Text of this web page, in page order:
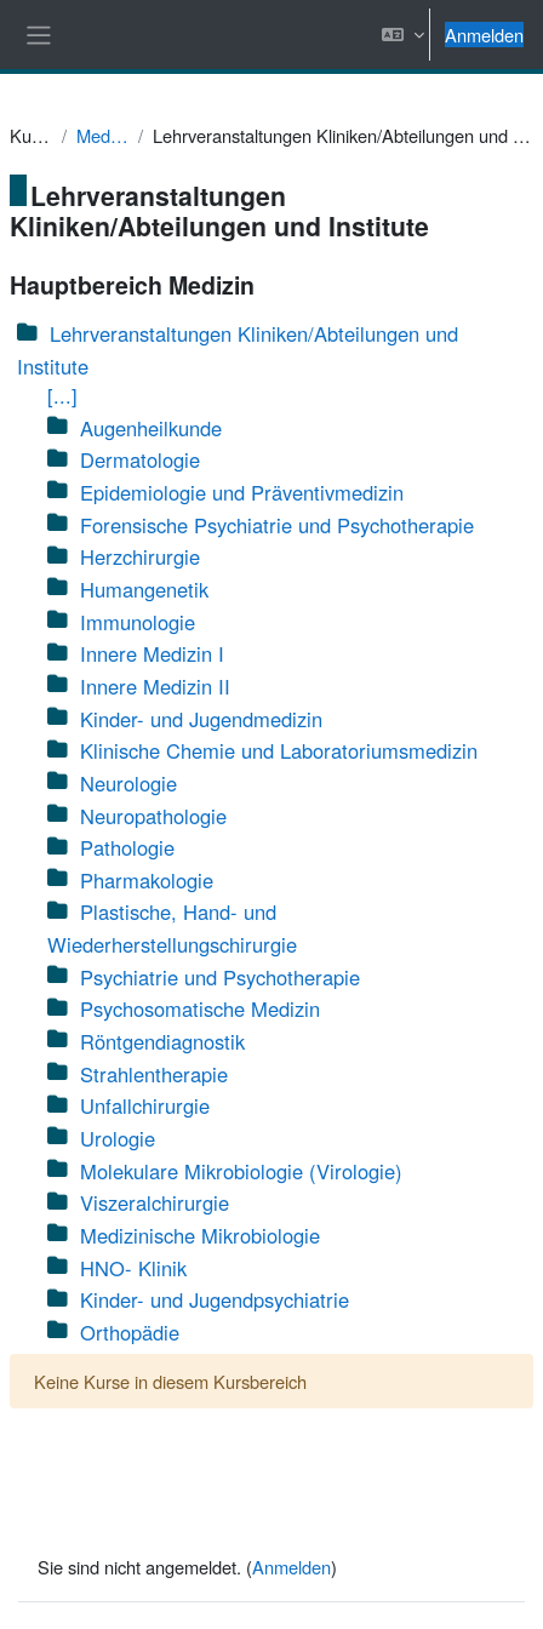
Anmelden
Kurse Medizin Lehrveranstaltungen Kliniken/Abteilungen und Institute
Lehrveranstaltungen
Kliniken/Abteilungen und Institute
Hauptbereich Medizin
Lehrveranstaltungen Kliniken/Abteilungen und
Institute
[...]
Augenheilkunde
Dermatologie
Epidemiologie und Präventivmedizin
Forensische Psychiatrie und Psychotherapie
Herzchirurgie
Humangenetik
Immunologie
Innere Medizin I
Innere Medizin II
Kinder- und Jugendmedizin
Klinische Chemie und Laboratoriumsmedizin
Neurologie
Neuropathologie
Pathologie
Pharmakologie
Plastische, Hand- und
Wiederherstellungschirurgie
Psychiatrie und Psychotherapie
Psychosomatische Medizin
Röntgendiagnostik
Strahlentherapie
Unfallchirurgie
Urologie
Molekulare Mikrobiologie (Virologie)
Viszeralchirurgie
Medizinische Mikrobiologie
HNO- Klinik
Kinder- und Jugendpsychiatrie
Orthopädie
Keine Kurse in diesem Kursbereich
Sie sind nicht angemeldet. (Anmelden)